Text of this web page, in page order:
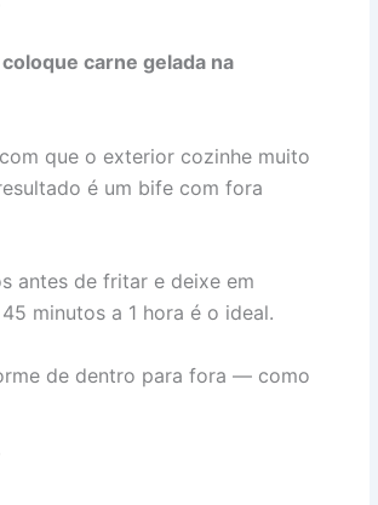
carne gelada na
que o exterior cozinhe muito
é um bife com fora
antes de fritar e deixe em
minutos a 1 hora é o ideal.
de dentro para fora — como